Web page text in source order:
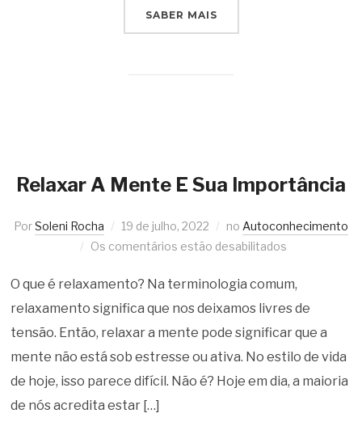
SABER MAIS
Relaxar A Mente E Sua Importância
PorSoleni Rocha 19 de julho, 2022 no Autoconhecimento
Os comentários estão desabilitados
O que é relaxamento? Na terminologia comum,
relaxamento significa que nos deixamos livres de
tensão. Então, relaxar a mente pode significar que a
mente não está sob estresse ou ativa. No estilo de vida
de hoje, isso parece difícil. Não é? Hoje em dia, a maioria
de nós acredita estar […]